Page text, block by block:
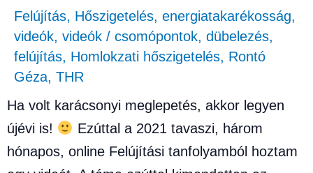
Felújítás, Hőszigetelés, energiatakarékosság,
videók, videók / csomópontok, dübelezés,
felújítás, Homlokzati hőszigetelés, Rontó
Géza, THR
Ha volt karácsonyi meglepetés, akkor legyen
újévi is!
Ezúttal a 2021 tavaszi, három
hónapos, online Felújítási tanfolyamból hoztam